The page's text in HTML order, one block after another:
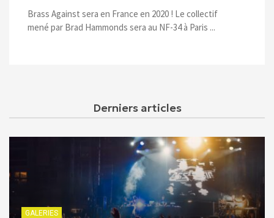
Brass Against sera en France en 2020 ! Le collectif
mené par Brad Hammonds sera au NF-34 à Paris ...
Derniers articles
GALERIES